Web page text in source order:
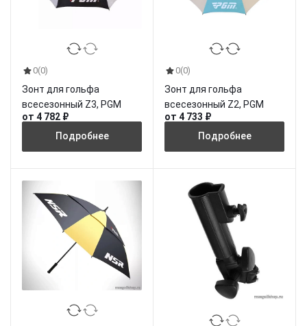
0(0)
Зонт для гольфа
всесезонный Z3, PGM
от 4 782 ₽
Подробнее
0(0)
Зонт для гольфа
всесезонный Z2, PGM
от 4 733 ₽
Подробнее